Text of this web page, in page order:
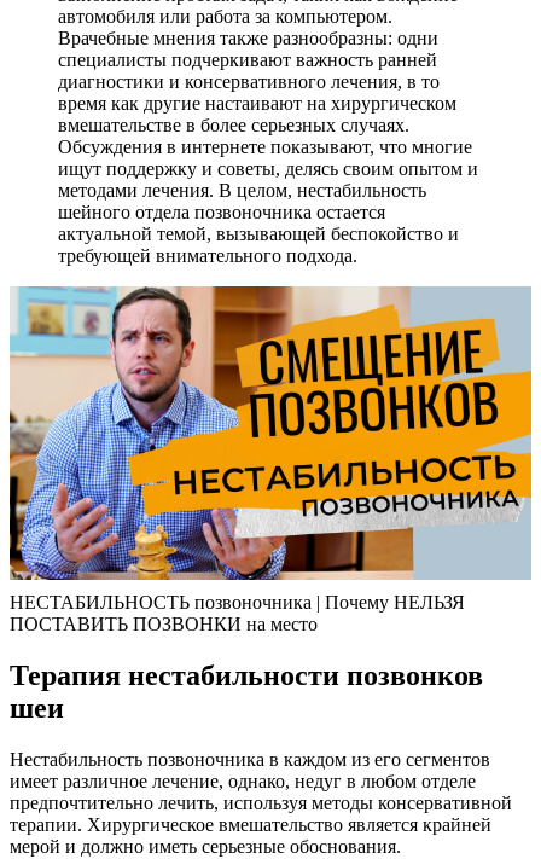
автомобиля или работа за компьютером.
Врачебные мнения также разнообразны: одни
специалисты подчеркивают важность ранней
диагностики и консервативного лечения, в то
время как другие настаивают на хирургическом
вмешательстве в более серьезных случаях.
Обсуждения в интернете показывают, что многие
ищут поддержку и советы, делясь своим опытом и
методами лечения. В целом, нестабильность
шейного отдела позвоночника остается
актуальной темой, вызывающей беспокойство и
требующей внимательного подхода.
НЕСТАБИЛЬНОСТЬ позвоночника | Почему НЕЛЬЗЯ
ПОСТАВИТЬ ПОЗВОНКИ на место
Терапия нестабильности позвонков
шеи
Нестабильность позвоночника в каждом из его сегментов
имеет различное лечение, однако, недуг в любом отделе
предпочтительно лечить, используя методы консервативной
терапии. Хирургическое вмешательство является крайней
мерой и должно иметь серьезные обоснования.